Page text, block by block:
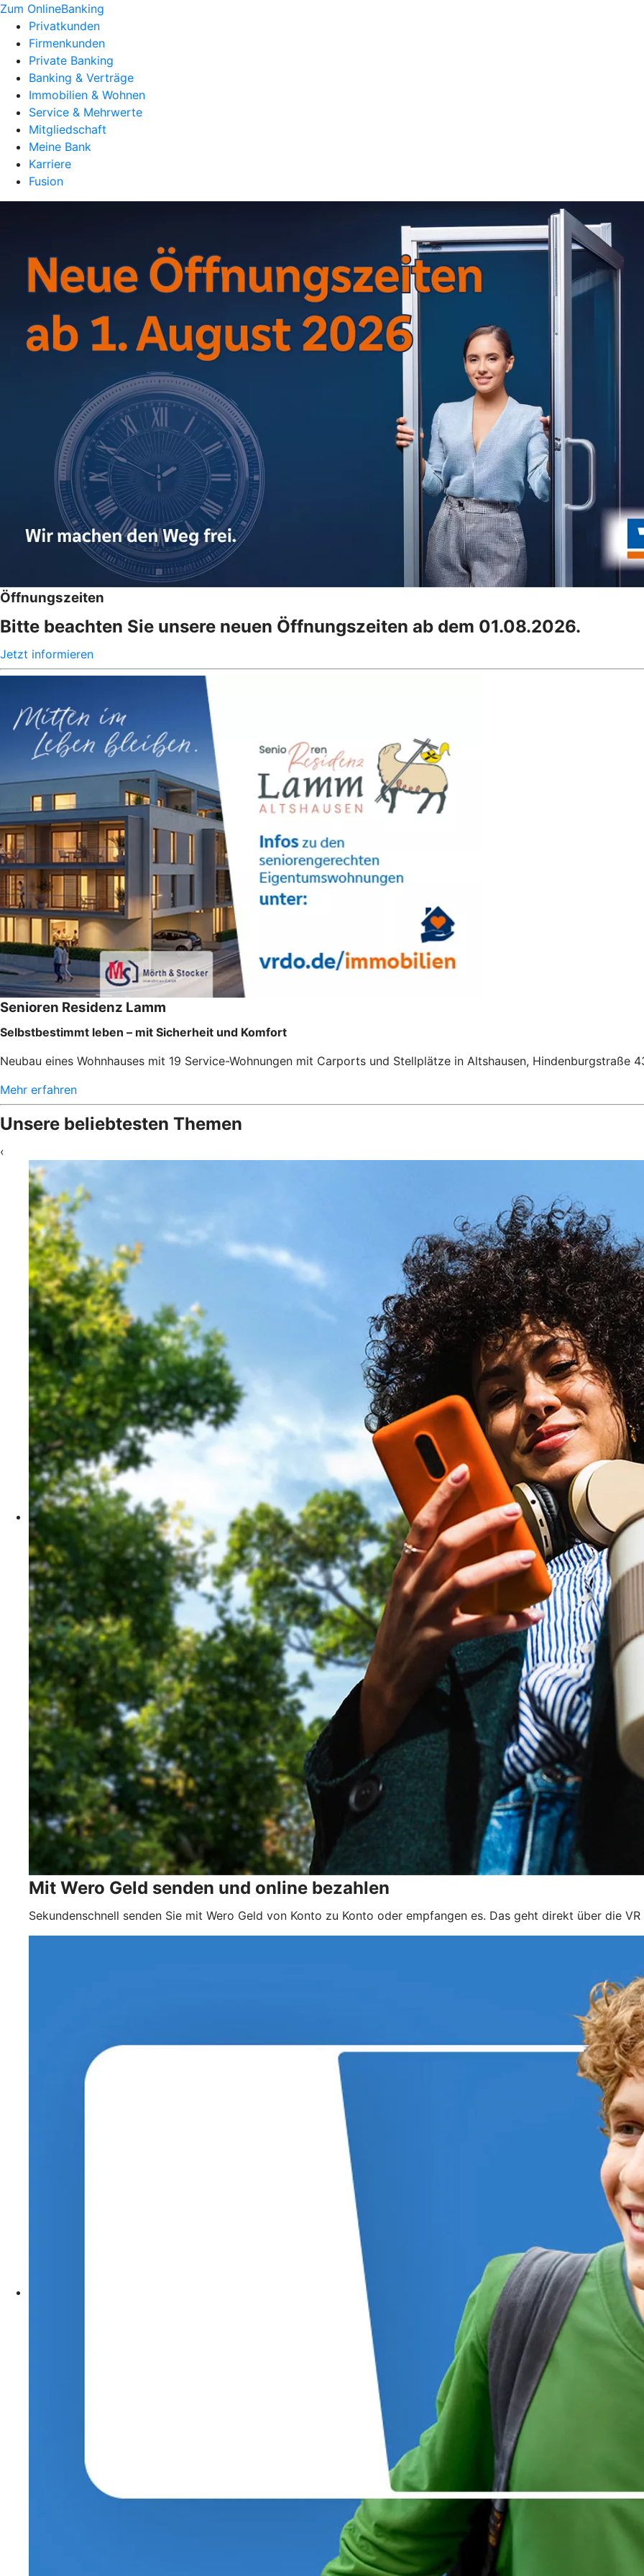
Zum OnlineBanking
Privatkunden
Firmenkunden
Private Banking
Banking & Verträge
Immobilien & Wohnen
Service & Mehrwerte
Mitgliedschaft
Meine Bank
Karriere
Fusion
Öffnungszeiten
Bitte beachten Sie unsere neuen Öffnungszeiten ab dem 01.08.2026.
Jetzt informieren
Senioren Residenz Lamm
Selbstbestimmt leben – mit Sicherheit und Komfort
Neubau eines Wohnhauses mit 19 Service-Wohnungen mit Carports und Stellplätze in Altshausen, Hindenburgstraße
Mehr erfahren
Unsere beliebtesten Themen
‹
Mit Wero Geld senden und online bezahlen
Sekundenschnell senden Sie mit Wero Geld von Konto zu Konto oder empfangen es. Das geht direkt über die